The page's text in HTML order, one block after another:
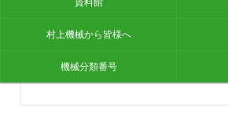
村上機械から皆様へ
機械分類番号
2023/12/20
令和5年12月29日(金)～令和6年1月4日(